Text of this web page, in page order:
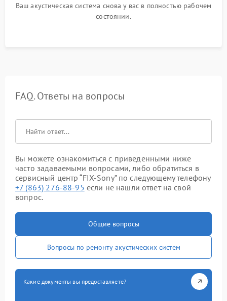
Ваш акустическая система снова у вас в полностью рабочем
состоянии.
FAQ. Ответы на вопросы
Вы можете ознакомиться с приведенными ниже
часто задаваемыми вопросами, либо обратиться в
сервисный центр “FIX-Sony” по следующему телефону
+7 (863) 276-88-95 если не нашли ответ на свой
вопрос.
Общие вопросы
Вопросы по ремонту акустических систем
Какие документы вы предоставляете?